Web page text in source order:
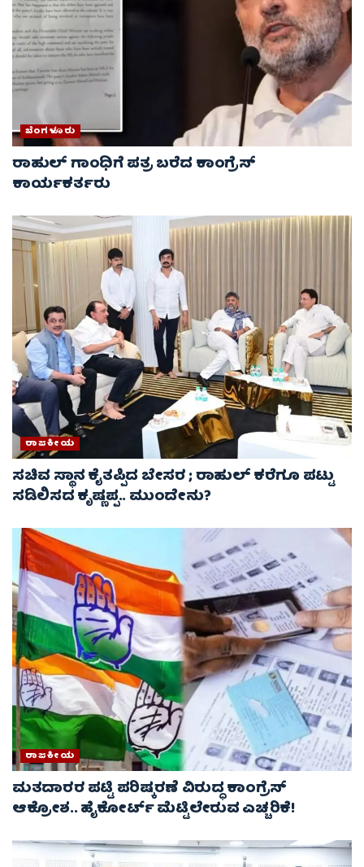
ಬೆಂಗಳೂರು
ರಾಹುಲ್ ಗಾಂಧಿಗೆ ಪತ್ರ ಬರೆದ ಕಾಂಗ್ರೆಸ್
ಕಾರ್ಯಕರ್ತರು
ರಾಜಕೀಯ
ಸಚಿವ ಸ್ಥಾನ ಕೈತಪ್ಪಿದ ಬೇಸರ ; ರಾಹುಲ್ ಕರೆಗೂ ಪಟ್ಟು
ಸಡಿಲಿಸದ ಕೃಷ್ಣಪ್ಪ.. ಮುಂದೇನು?
ರಾಜಕೀಯ
ಮತದಾರರ ಪಟ್ಟಿ ಪರಿಷ್ಕರಣೆ ವಿರುದ್ಧ ಕಾಂಗ್ರೆಸ್
ಆಕ್ರೋಶ.. ಹೈಕೋರ್ಟ್ ಮೆಟ್ಟಿಲೇರುವ ಎಚ್ಚರಿಕೆ!